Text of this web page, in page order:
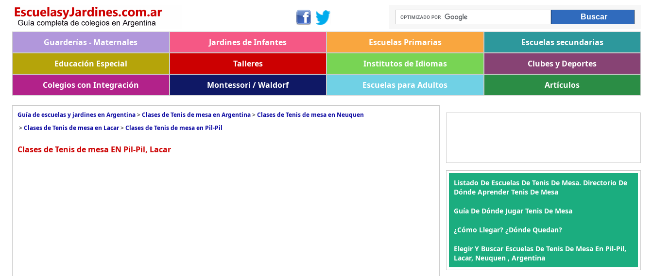
Guarderías - Maternales Jardines de Infantes Escuelas Primarias
Escuelas secundarias
Educación Especial
Talleres Institutos de Idiomas
Clubes y Deportes
Colegios con Integración
Montessori / Waldorf Escuelas para Adultos Artículos
Guía de escuelas y jardines en Argentina>Clases de Tenis de mesa en Argentina>Clases de Tenis de mesa en Neuquen
>Clases de Tenis de mesa en Lacar>Clases de Tenis de mesa en Pil-Pil
Clases de Tenis de mesa EN Pil-Pil, Lacar
Listado De Escuelas De Tenis De Mesa. Directorio De
Dónde Aprender Tenis De Mesa
Guía De Dónde Jugar Tenis De Mesa
¿Cómo Llegar? ¿Dónde Quedan?
Elegir Y Buscar Escuelas De Tenis De Mesa En Pil-Pil,
Lacar, Neuquen , Argentina